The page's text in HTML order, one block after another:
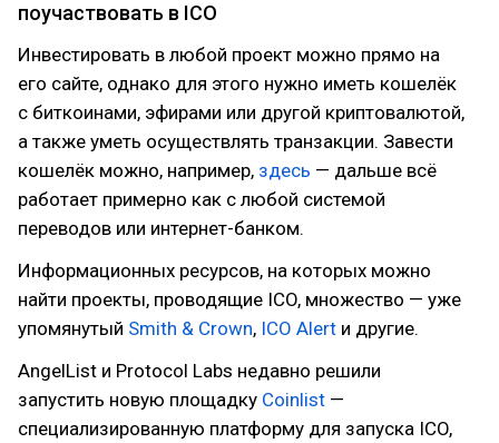
поучаствовать в ICO
Инвестировать в любой проект можно прямо на
его сайте, однако для этого нужно иметь кошелёк
с биткоинами, эфирами или другой криптовалютой,
а также уметь осуществлять транзакции. Завести
кошелёк можно, например, здесь — дальше всё
работает примерно как с любой системой
переводов или интернет-банком.
Информационных ресурсов, на которых можно
найти проекты, проводящие ICO, множество — уже
упомянутый Smith & Crown, ICO Alert и другие.
AngelList и Protocol Labs недавно решили
запустить новую площадку Coinlist —
специализированную платформу для запуска ICO,